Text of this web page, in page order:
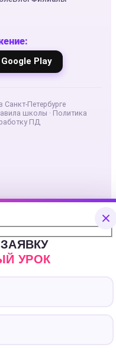
Google Play
Петербурге
школы · Политика
ПД
УРОК